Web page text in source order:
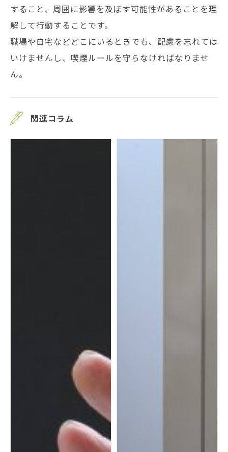
すること、周囲に影響を及ぼす可能性があることを理
解して行動することです。
職場や自宅などどこにいるときでも、配慮を忘れては
いけませんし、喫煙ルールを守らなければなりませ
ん。
関連コラム